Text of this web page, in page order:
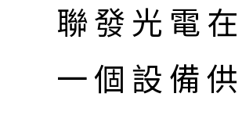
聯發光電
一個設備